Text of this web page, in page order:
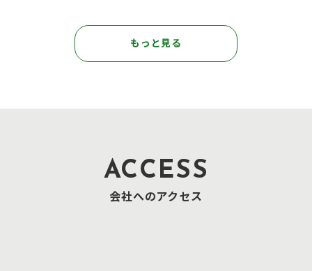
もっと見る
ACCESS
会社へのアクセス